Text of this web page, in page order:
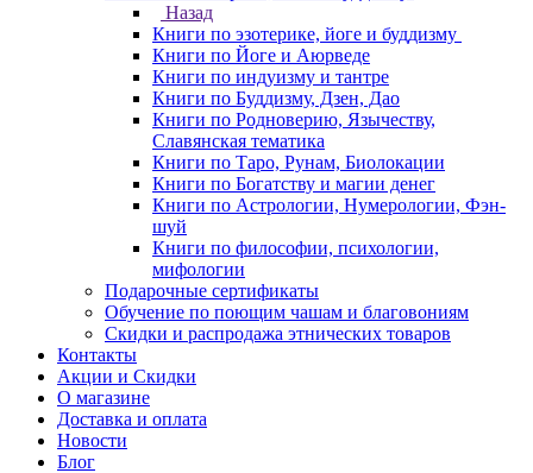
Назад
Книги по эзотерике, йоге и буддизму
Книги по Йоге и Аюрведе
Книги по индуизму и тантре
Книги по Буддизму, Дзен, Дао
Книги по Родноверию, Язычеству,
Славянская тематика
Книги по Таро, Рунам, Биолокации
Книги по Богатству и магии денег
Книги по Астрологии, Нумерологии, Фэн-
шуй
Книги по философии, психологии,
мифологии
Подарочные сертификаты
Обучение по поющим чашам и благовониям
Скидки и распродажа этнических товаров
Контакты
Акции и Скидки
О магазине
Доставка и оплата
Новости
Блог